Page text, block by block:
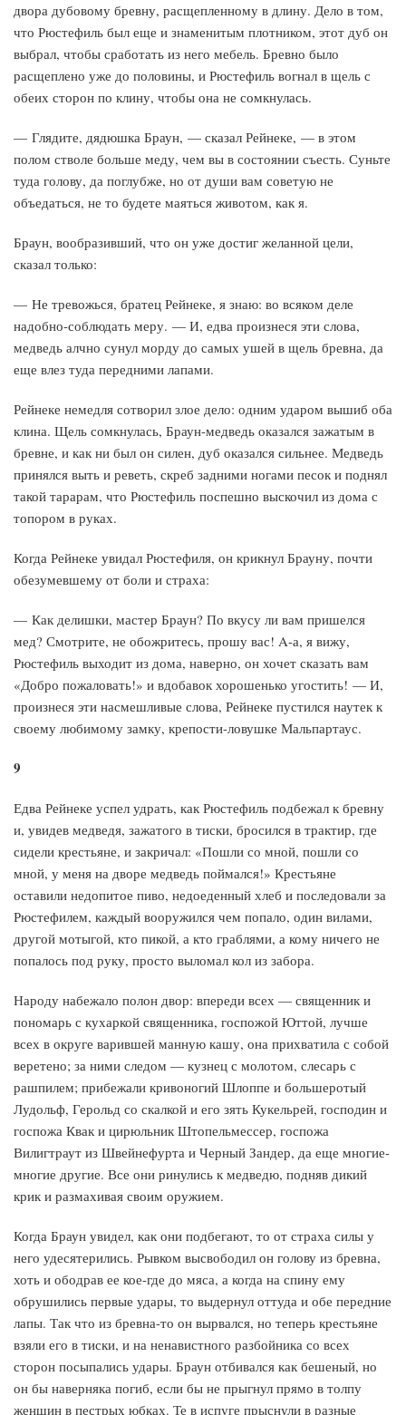
двора дубовому бревну, расщепленному в длину. Дело в том,
что Рюстефиль был еще и знаменитым плотником, этот дуб он
выбрал, чтобы сработать из него мебель. Бревно было
расщеплено уже до половины, и Рюстефиль вогнал в щель с
обеих сторон по клину, чтобы она не сомкнулась.
— Глядите, дядюшка Браун, — сказал Рейнеке, — в этом
полом стволе больше меду, чем вы в состоянии съесть. Суньте
туда голову, да поглубже, но от души вам советую не
объедаться, не то будете маяться животом, как я.
Браун, вообразивший, что он уже достиг желанной цели,
сказал только:
— Не тревожься, братец Рейнеке, я знаю: во всяком деле
надобно-соблюдать меру. — И, едва произнеся эти слова,
медведь алчно сунул морду до самых ушей в щель бревна, да
еще влез туда передними лапами.
Рейнеке немедля сотворил злое дело: одним ударом вышиб оба
клина. Щель сомкнулась, Браун-медведь оказался зажатым в
бревне, и как ни был он силен, дуб оказался сильнее. Медведь
принялся выть и реветь, скреб задними ногами песок и поднял
такой тарарам, что Рюстефиль поспешно выскочил из дома с
топором в руках.
Когда Рейнеке увидал Рюстефиля, он крикнул Брауну, почти
обезумевшему от боли и страха:
— Как делишки, мастер Браун? По вкусу ли вам пришелся
мед? Смотрите, не обожритесь, прошу вас! A-а, я вижу,
Рюстефиль выходит из дома, наверно, он хочет сказать вам
«Добро пожаловать!» и вдобавок хорошенько угостить! — И,
произнеся эти насмешливые слова, Рейнеке пустился наутек к
своему любимому замку, крепости-ловушке Мальпартаус.
9
Едва Рейнеке успел удрать, как Рюстефиль подбежал к бревну
и, увидев медведя, зажатого в тиски, бросился в трактир, где
сидели крестьяне, и закричал: «Пошли со мной, пошли со
мной, у меня на дворе медведь поймался!» Крестьяне
оставили недопитое пиво, недоеденный хлеб и последовали за
Рюстефилем, каждый вооружился чем попало, один вилами,
другой мотыгой, кто пикой, а кто граблями, а кому ничего не
попалось под руку, просто выломал кол из забора.
Народу набежало полон двор: впереди всех — священник и
пономарь с кухаркой священника, госпожой Юттой, лучше
всех в округе варившей манную кашу, она прихватила с собой
веретено; за ними следом — кузнец с молотом, слесарь с
рашпилем; прибежали кривоногий Шлоппе и большеротый
Лудольф, Герольд со скалкой и его зять Кукельрей, господин и
госпожа Квак и цирюльник Штопельмессер, госпожа
Вилигтраут из Швейнефурта и Черный Зандер, да еще многие-
многие другие. Все они ринулись к медведю, подняв дикий
крик и размахивая своим оружием.
Когда Браун увидел, как они подбегают, то от страха силы у
него удесятерились. Рывком высвободил он голову из бревна,
хоть и ободрав ее кое-где до мяса, а когда на спину ему
обрушились первые удары, то выдернул оттуда и обе передние
лапы. Так что из бревна-то он вырвался, но теперь крестьяне
взяли его в тиски, и на ненавистного разбойника со всех
сторон посыпались удары. Браун отбивался как бешеный, но
он бы наверняка погиб, если бы не прыгнул прямо в толпу
женщин в пестрых юбках. Те в испуге прыснули в разные